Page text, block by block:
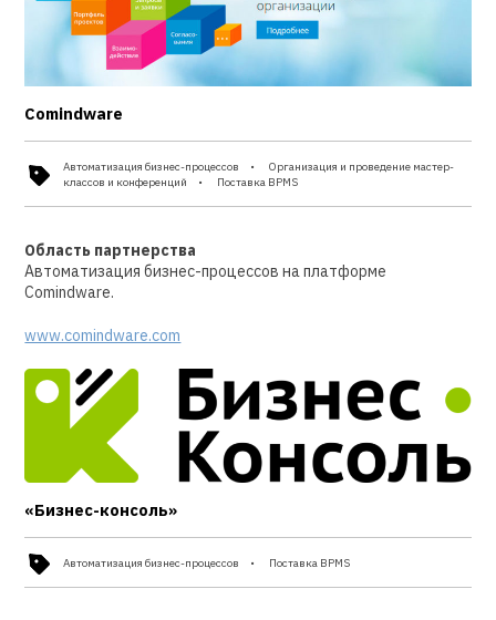
Comindware
Автоматизация бизнес-процессов
Организация и проведение мастер-
классов и конференций
Поставка BPMS
Область партнерства
Автоматизация бизнес-процессов на платформе
Comindware.
www.comindware.com
«Бизнес-консоль»
Автоматизация бизнес-процессов Поставка BPMS